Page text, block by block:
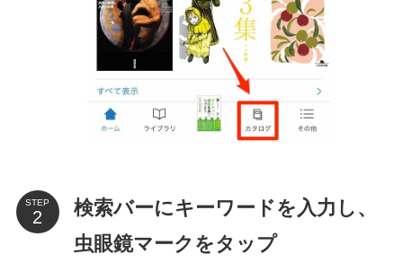
STEP
検索バーにキーワードを入力し、
虫眼鏡マークをタップ